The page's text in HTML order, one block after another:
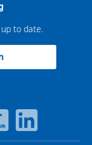
to date.